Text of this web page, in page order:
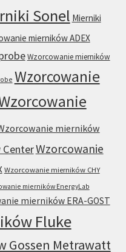
Sonel Mierniki
mierników ADEX
Wzorcowanie mierników
Wzorcowanie
mierników
Wzorcowanie
Wzorcowanie mierników CHY
mierników EnergyLab
mierników ERA-GOST
Fluke
Gossen Metrawatt